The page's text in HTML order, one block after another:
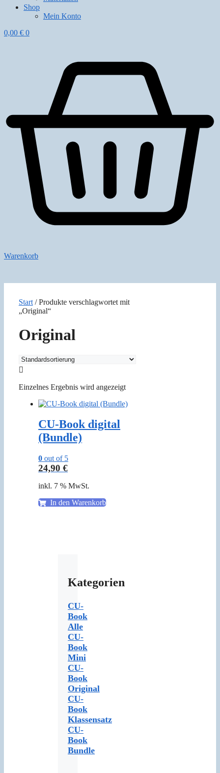
Shop
Mein Konto
0,00 € 0
Warenkorb
Start / Produkte verschlagwortet mit
„Original“
Original
Einzelnes Ergebnis wird angezeigt
CU-Book digital
(Bundle)
0 out of 5
24,90 €
inkl. 7 % MwSt.
In den Warenkorb
Kategorien
CU-
Book
Alle
CU-
Book
Mini
CU-
Book
Original
CU-
Book
Klassensatz
CU-
Book
Bundle